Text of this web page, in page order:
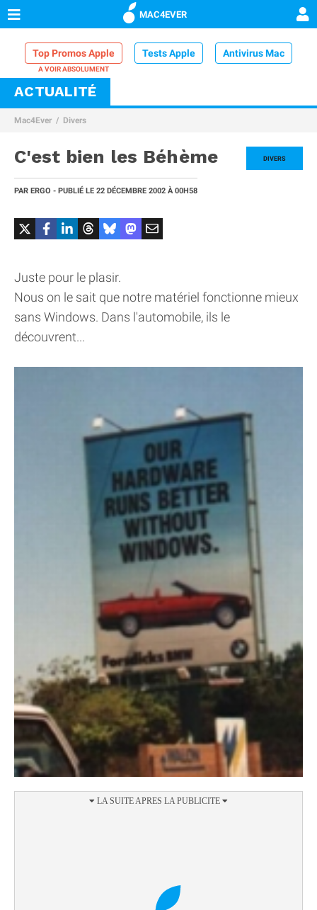
MAC4EVER
Top Promos Apple Tests Apple Antivirus Mac
VPN Mac
Comparatif iPhone
ACTUALITÉ
Mac4Ever Divers
DIVERS
C'est bien les Béhème
PAR ERGO - PUBLIÉ LE 22 DÉCEMBRE 2002 À 00H58
Juste pour le plasir.
Nous on le sait que notre matériel fonctionne mieux
sans Windows. Dans l'automobile, ils le
découvrent...